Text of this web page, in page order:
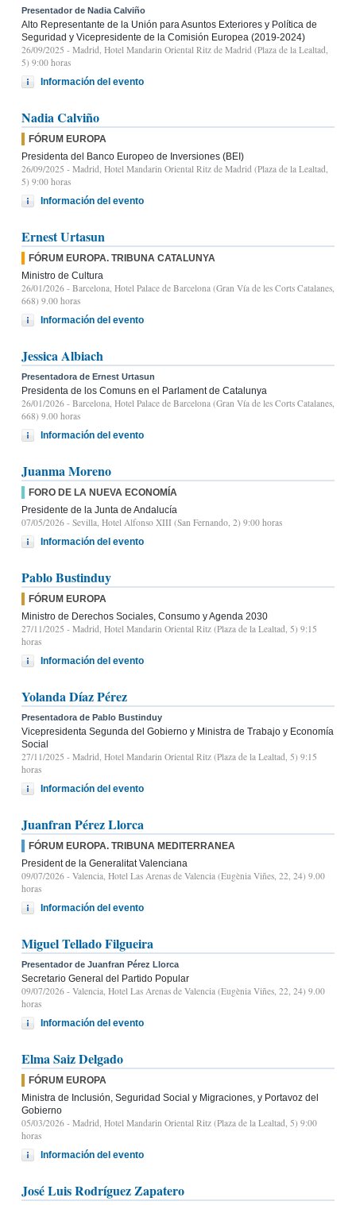
Presentador de Nadia Calviño
Alto Representante de la Unión para Asuntos Exteriores y Política de
Seguridad y Vicepresidente de la Comisión Europea (2019-2024)
26/09/2025 - Madrid, Hotel Mandarin Oriental Ritz de Madrid (Plaza de la Lealtad,
5) 9:00 horas
Información del evento
Nadia Calviño
FÓRUM EUROPA
Presidenta del Banco Europeo de Inversiones (BEI)
26/09/2025 - Madrid, Hotel Mandarin Oriental Ritz de Madrid (Plaza de la Lealtad,
5) 9:00 horas
Información del evento
Ernest Urtasun
FÓRUM EUROPA. TRIBUNA CATALUNYA
Ministro de Cultura
26/01/2026 - Barcelona, Hotel Palace de Barcelona (Gran Vía de les Corts Catalanes,
668) 9.00 horas
Información del evento
Jessica Albiach
Presentadora de Ernest Urtasun
Presidenta de los Comuns en el Parlament de Catalunya
26/01/2026 - Barcelona, Hotel Palace de Barcelona (Gran Vía de les Corts Catalanes,
668) 9.00 horas
Información del evento
Juanma Moreno
FORO DE LA NUEVA ECONOMÍA
Presidente de la Junta de Andalucía
07/05/2026 - Sevilla, Hotel Alfonso XIII (San Fernando, 2) 9:00 horas
Información del evento
Pablo Bustinduy
FÓRUM EUROPA
Ministro de Derechos Sociales, Consumo y Agenda 2030
27/11/2025 - Madrid, Hotel Mandarin Oriental Ritz (Plaza de la Lealtad, 5) 9:15
horas
Información del evento
Yolanda Díaz Pérez
Presentadora de Pablo Bustinduy
Vicepresidenta Segunda del Gobierno y Ministra de Trabajo y Economía
Social
27/11/2025 - Madrid, Hotel Mandarin Oriental Ritz (Plaza de la Lealtad, 5) 9:15
horas
Información del evento
Juanfran Pérez Llorca
FÓRUM EUROPA. TRIBUNA MEDITERRANEA
President de la Generalitat Valenciana
09/07/2026 - Valencia, Hotel Las Arenas de Valencia (Eugènia Viñes, 22, 24) 9.00
horas
Información del evento
Miguel Tellado Filgueira
Presentador de Juanfran Pérez Llorca
Secretario General del Partido Popular
09/07/2026 - Valencia, Hotel Las Arenas de Valencia (Eugènia Viñes, 22, 24) 9.00
horas
Información del evento
Elma Saiz Delgado
FÓRUM EUROPA
Ministra de Inclusión, Seguridad Social y Migraciones, y Portavoz del
Gobierno
05/03/2026 - Madrid, Hotel Mandarin Oriental Ritz (Plaza de la Lealtad, 5) 9:00
horas
Información del evento
José Luis Rodríguez Zapatero